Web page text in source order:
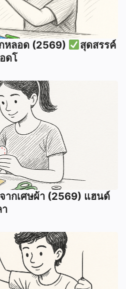
หลอด (2569)
สุดสรรค์
ดโ
ากเศษผ้า (2569) แฮนด์